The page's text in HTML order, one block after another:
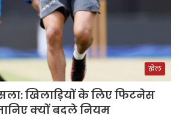
खेल
खिलाड़ियों के लिए फिटनेस
क्यों बदले नियम